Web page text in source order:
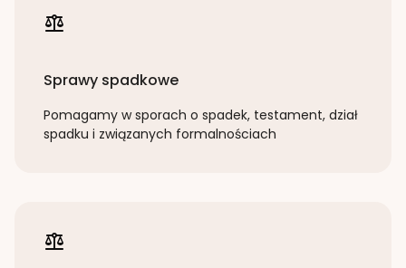
Sprawy spadkowe
Pomagamy w sporach o spadek, testament, dział
spadku i związanych formalnościach